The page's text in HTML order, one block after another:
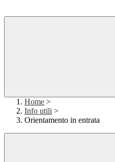
Home >
Info utili >
Orientamento in entrata